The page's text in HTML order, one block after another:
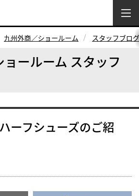
九州外商／ショールーム スタッフブログ
ールーム スタッフ
ーフシューズのご紹